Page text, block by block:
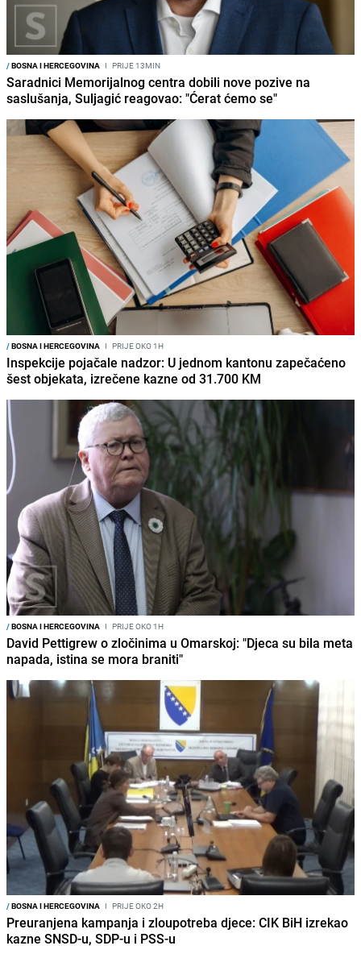
/BOSNA I HERCEGOVINA I PRIJE 13MIN
Saradnici Memorijalnog centra dobili nove pozive na
saslušanja, Suljagić reagovao: "Ćerat ćemo se"
/BOSNA I HERCEGOVINA I PRIJE OKO 1H
Inspekcije pojačale nadzor: U jednom kantonu zapečaćeno
šest objekata, izrečene kazne od 31.700 KM
/BOSNA I HERCEGOVINA I PRIJE OKO 1H
David Pettigrew o zločinima u Omarskoj: "Djeca su bila meta
napada, istina se mora braniti"
/BOSNA I HERCEGOVINA I PRIJE OKO 2H
Preuranjena kampanja i zloupotreba djece: CIK BiH izrekao
kazne SNSD-u, SDP-u i PSS-u